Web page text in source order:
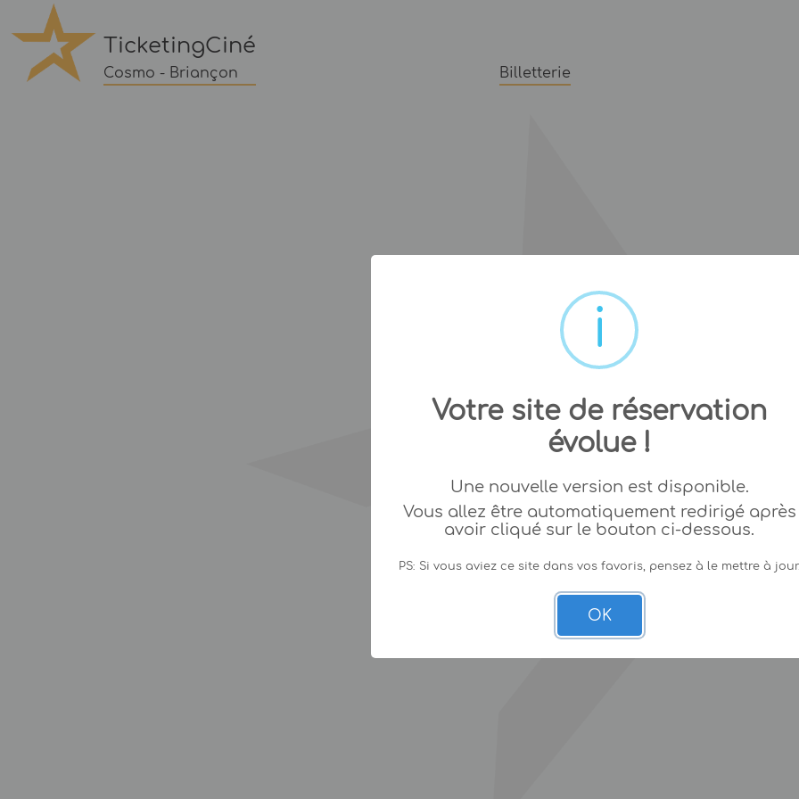
TicketingCiné
Cosmo - Briançon Billetterie
Votre site de réservation
évolue !
Une nouvelle version est disponible.
Vous allez être automatiquement redirigé après
avoir cliqué sur le bouton ci-dessous.
PS: Si vous aviez ce site dans vos favoris, pensez à le mettre à
OK